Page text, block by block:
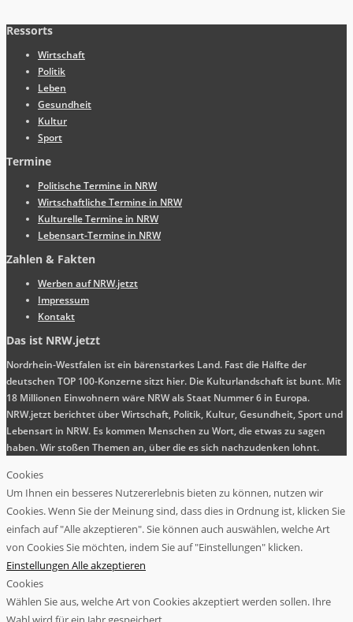
Ressorts
Wirtschaft
Politik
Leben
Gesundheit
Kultur
Sport
Termine
Politische Termine in NRW
Wirtschaftliche Termine in NRW
Kulturelle Termine in NRW
Lebensart-Termine in NRW
Zahlen & Fakten
Werben auf NRW.jetzt
Impressum
Kontakt
Das ist NRW.jetzt
Nordrhein-Westfalen ist ein bärenstarkes Land. Fast die Hälfte der
deutschen TOP 100-Konzerne sitzt hier. Die Kulturlandschaft ist bunt. Mit
18 Millionen Einwohnern wäre NRW als Staat Nummer 6 in Europa.
NRW.jetzt berichtet über Wirtschaft, Politik, Kultur, Gesundheit, Sport und
Lebensart in NRW. Es kommen Menschen zu Wort, die etwas zu sagen
haben. Wir stoßen Themen an, über die es sich nachzudenken lohnt.
Cookies
Um Ihnen ein besseres Nutzererlebnis bieten zu können, nutzen wir
Cookies. Wenn Sie der Meinung sind, dass dies in Ordnung ist, klicken Sie
einfach auf "Alle akzeptieren". Sie können auch auswählen, welche Art
von Cookies Sie möchten, indem Sie auf "Einstellungen" klicken.
Einstellungen Alle akzeptieren
Cookies
Wählen Sie aus, welche Art von Cookies akzeptiert werden sollen. Ihre